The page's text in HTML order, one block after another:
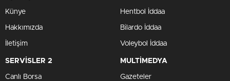
Künye
Hakkımızda
İletişim
Hentbol İddaa
Bilardo İddaa
Voleybol İddaa
SERVİSLER 2
Canlı Borsa
MULTİMEDYA
Gazeteler